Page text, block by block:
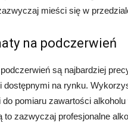
mieści się w
na podczerwień
są najbardziej
dostępnymi na rynku.
do pomiaru zawartości
to zazwyczaj profesjonalne